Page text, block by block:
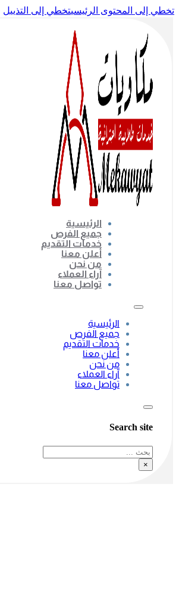
تخطي إلى المحتوى الرئيسيتخطي إلى التذييل
الرئيسية
جميع الفرص
خدمات التقديم
أعلن معنا
من نحن
آراء العملاء
تواصل معنا
الرئيسية
جميع الفرص
خدمات التقديم
أعلن معنا
من نحن
آراء العملاء
تواصل معنا
Search site
بحث
×